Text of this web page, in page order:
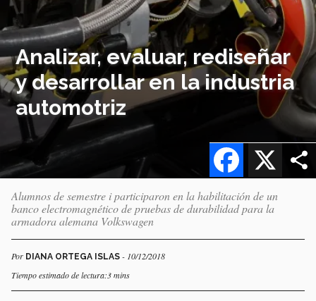
Analizar, evaluar, rediseñar
y desarrollar en la industria
automotriz
X
Facebook
Alumnos de semestre i participaron en la habilitación de un
banco electromagnético de pruebas de durabilidad para la
armadora alemana Volkswagen
Por DIANA ORTEGA ISLAS - 10/12/2018
Tiempo estimado de lectura:3 mins